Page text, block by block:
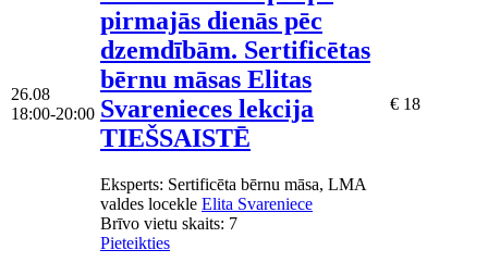
26.08
18:00-20:00
pirmajās dienās pēc
dzemdībām. Sertificētas
bērnu māsas Elitas
Svarenieces lekcija
TIEŠSAISTĒ
Eksperts: Sertificēta bērnu māsa, LMA
valdes locekle Elita Svareniece
Brīvo vietu skaits: 7
Pieteikties
€ 18